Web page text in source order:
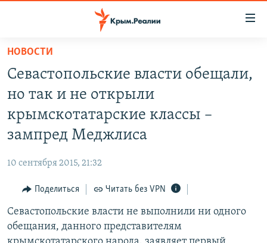
Вернуться
основному
содержанию
главной
Вернутся
поиску
КАРТА ВОЕННЫХ ОБЪЕКТОВ КРЫМА
ИНТЕРАКТИВ
ИНФОГРАФИКА
ТЕЛЕПРОЕКТ КРЫМ.РЕАЛИИ
СОВЕТЫ ПРАВОЗАЩИТНИКОВ
РАДІО СВОБОДА
КАК ОБОЙТИ БЛОКИРОВКУ
Українською
НОВОСТИ
Севастопольские власти обещали,
но так и не открыли
крымскотатарские классы –
зампред Меджлиса
10 сентября 2015, 21:32
Поделиться Читать без VPN
Севастопольские власти не выполнили ни одного
обещания, данного представителям